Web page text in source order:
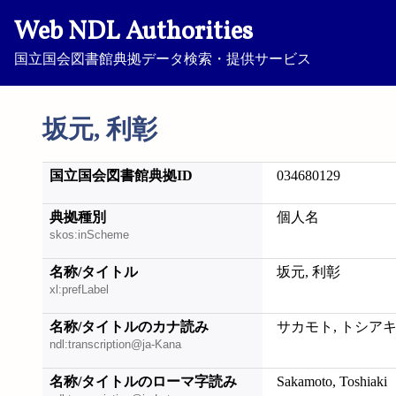
Web NDL Authorities
国立国会図書館典拠データ検索・提供サービス
坂元, 利彰
国立国会図書館典拠ID 034680129
典拠種別
skos:inScheme
個人名
名称/タイトル
xl:prefLabel
坂元, 利彰
名称/タイトルのカナ読み
ndl:transcription@ja-Kana
サカモト, トシアキ
名称/タイトルのローマ字読み Sakamoto, Toshiaki